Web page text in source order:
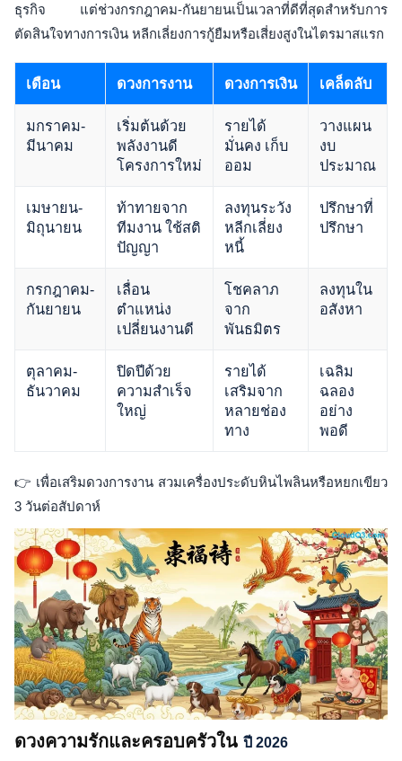
ธุรกิจ แต่ช่วงกรกฎาคม-กันยายนเป็นเวลาที่ดีที่สุดสำหรับการ
ตัดสินใจทางการเงิน หลีกเลี่ยงการกู้ยืมหรือเสี่ยงสูงในไตรมาสแรก
เดือน ดวงการงาน ดวงการเงิน เคล็ดลับ
มกราคม-
มีนาคม
เริ่มต้นด้วย
พลังงานดี
โครงการใหม่
รายได้
มั่นคง เก็บ
ออม
วางแผน
งบ
ประมาณ
เมษายน-
มิถุนายน
ท้าทายจาก
ทีมงาน ใช้สติ
ปัญญา
ลงทุนระวัง
หลีกเลี่ยง
หนี้
ปรึกษาที่
ปรึกษา
กรกฎาคม-
กันยายน
เลื่อน
ตำแหน่ง
เปลี่ยนงานดี
โชคลาภ
จาก
พันธมิตร
ลงทุนใน
อสังหา
ตุลาคม-
ธันวาคม
ปิดปีด้วย
ความสำเร็จ
ใหญ่
รายได้
เสริมจาก
หลายช่อง
ทาง
เฉลิม
ฉลอง
อย่าง
พอดี
👉 เพื่อเสริมดวงการงาน สวมเครื่องประดับหินไพลินหรือหยกเขียว
3 วันต่อสัปดาห์
ดวงความรักและครอบครัวใน ปี 2026